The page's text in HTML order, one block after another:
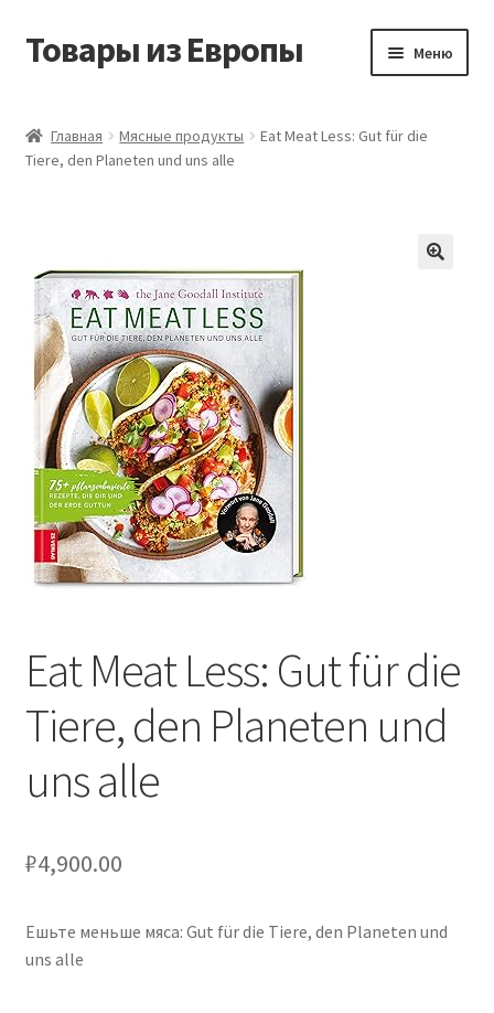
Перейти
Перейти
Товары из Европы Меню
Виды доставки
Контакты
Корзина
Мой аккаунт
Оставить отзыв
Оформление заказа
Подтверждение заказа
Сотрудничество
Главная Мясные продукты
Eat Meat Less: Gut für die
Tiere, den Planeten und uns alle
Eat Meat Less: Gut für die
Tiere, den Planeten und
uns alle
₽4,900.00
Ешьте меньше мяса: Gut für die Tiere, den Planeten und
uns alle